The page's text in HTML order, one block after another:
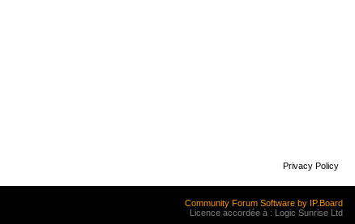
Privacy Policy
Community Forum Software by IP.Board
Licence accordée à : Logic Sunrise Ltd